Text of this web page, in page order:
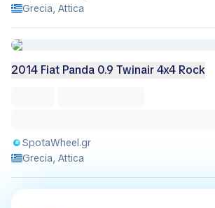
Grecia, Attica
2014 Fiat Panda 0.9 Twinair 4x4 Rock
SpotaWheel.gr
Grecia, Attica